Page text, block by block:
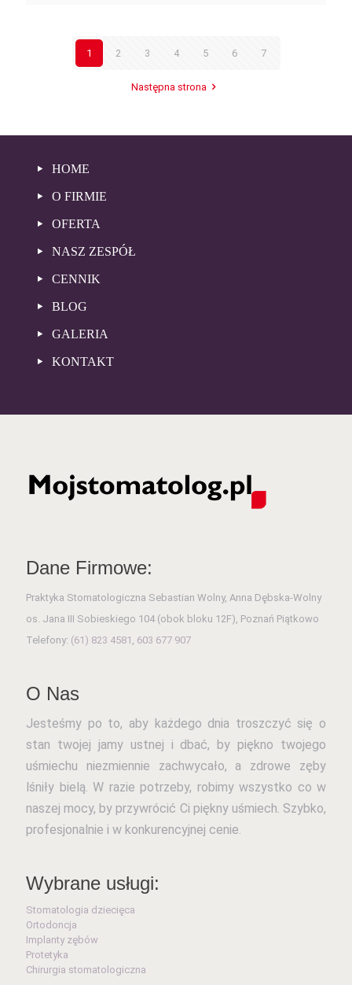
1 2 3 4 5 6 7
Następna strona
HOME
O FIRMIE
OFERTA
NASZ ZESPÓŁ
CENNIK
BLOG
GALERIA
KONTAKT
Dane Firmowe:
Praktyka Stomatologiczna Sebastian Wolny, Anna Dębska-Wolny
os. Jana III Sobieskiego 104 (obok bloku 12F), Poznań Piątkowo
Telefony: (61) 823 4581 603 677 907
O Nas
Jesteśmy po to, aby każdego dnia troszczyć się o
stan twojej jamy ustnej i dbać, by piękno twojego
uśmiechu niezmiennie zachwycało, a zdrowe zęby
lśniły bielą. W razie potrzeby, robimy wszystko co w
naszej mocy, by przywrócić Ci piękny uśmiech. Szybko,
profesjonalnie i w konkurencyjnej cenie.
Wybrane usługi:
Stomatologia dziecięca
Ortodoncja
Implanty zębów
Protetyka
Chirurgia stomatologiczna